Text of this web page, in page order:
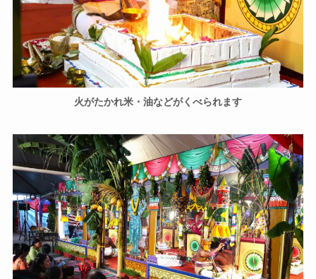
火がたかれ米・油などがくべられます